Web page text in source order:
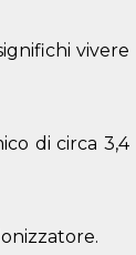
vivere
di circa 3,4